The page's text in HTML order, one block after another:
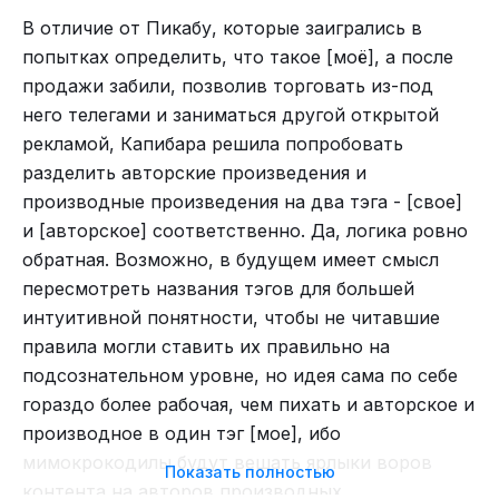
не выяснили, чего же делать он не умеет.
Спойлер: пока не выяснили
Пошла одна из дочерей да плотника, спросить –
может ли он помочь?
может последовать перманентный бан.
Важно отметить, что мы не призываем к спаму
на сторонних ресурсах. Тем не менее, каждая
оставленная ссылка на внешних ресурсах —
это маленький бонус для нашего проекта,
способствующий его росту!
Присоединяйтесь к нашим
представительствам! У нас уже есть
представительства на различных платформах,
таких как LinkedIn, Яндекс.Дзен, Вконтакте и
другие. Если вам интересно, мы с радостью
обсудим открытие представительств на других
площадках! Также, если вы готовы помочь с
оформлением нашего профиля в Instagram и
контентом для него (мы открыты к
использованию нейросетей на сторонних
В отличие от Пикабу, которые заигрались в
попытках определить, что такое [моё], а после
продажи забили, позволив торговать из-под
него телегами и заниматься другой открытой
рекламой, Капибара решила попробовать
разделить авторские произведения и
производные произведения на два тэга - [свое]
и [авторское] соответственно. Да, логика ровно
обратная. Возможно, в будущем имеет смысл
пересмотреть названия тэгов для большей
интуитивной понятности, чтобы не читавшие
правила могли ставить их правильно на
подсознательном уровне, но идея сама по себе
гораздо более рабочая, чем пихать и авторское и
производное в один тэг [мое], ибо
мимокрокодилы будут вешать ярлыки воров
Показать полностью